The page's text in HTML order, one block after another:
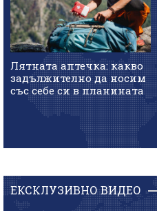
Лятната аптечка: какво
задължително да носим
със себе си в планината
ЕКСКЛУЗИВНО ВИДЕО